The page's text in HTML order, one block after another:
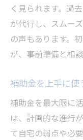
く見られます。過
が代行し、スムー
の声もあります。
が、事前準備と相
補助金を上手に使
補助金を最大限に
は、計画的な進行
て自宅の弱点や必